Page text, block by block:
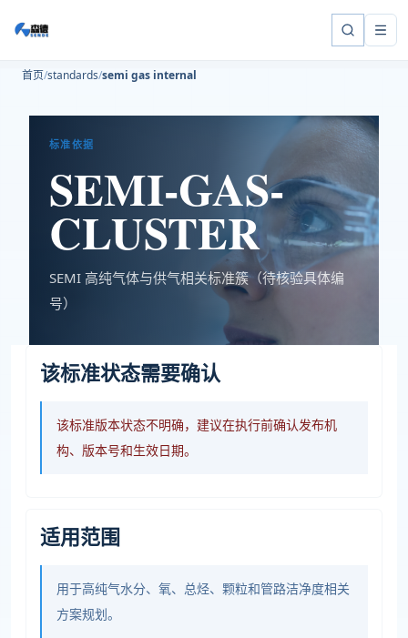
首页 standards semi gas internal
标准依据
SEMI-GAS-
CLUSTER
SEMI 高纯气体与供气相关标准簇（待核验具体编
号）
该标准状态需要确认
该标准版本状态不明确，建议在执行前确认发布机
构、版本号和生效日期。
适用范围
用于高纯气水分、氧、总烃、颗粒和管路洁净度相关
方案规划。